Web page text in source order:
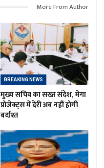
More From Author
BREAKING NEWS
मुख्य सचिव का सख्त संदेश, मेगा
प्रोजेक्ट्स में देरी अब नहीं होगी
बर्दाश्त